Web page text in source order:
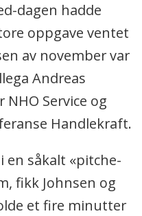
dagen hadde
oppgave ventet
av november var
Andreas
Service og
Handlekraft.
en såkalt «pitche-
fikk Johnsen og
et fire minutter